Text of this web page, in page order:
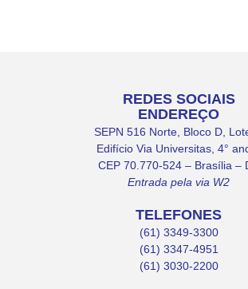
REDES SOCIAIS
ENDEREÇO
SEPN 516 Norte, Bloco D,
Edifício Via Universitas, 4°
CEP 70.770-524 – Brasília –
Entrada pela via W2
TELEFONES
(61) 3349-3300
(61) 3347-4951
(61) 3030-2200